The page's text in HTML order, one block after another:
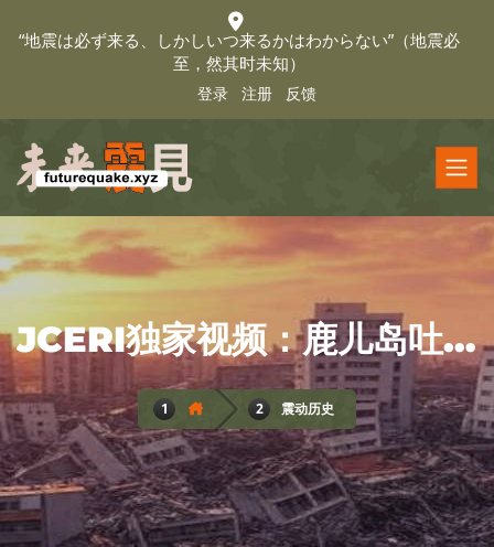
“地震は必ず来る、しかしいつ来るかはわからない”（地震必
至，然其时未知）
登录 注册 反馈
JCERI独家视频：鹿儿岛吐噶喇地震三周演义
震动历史